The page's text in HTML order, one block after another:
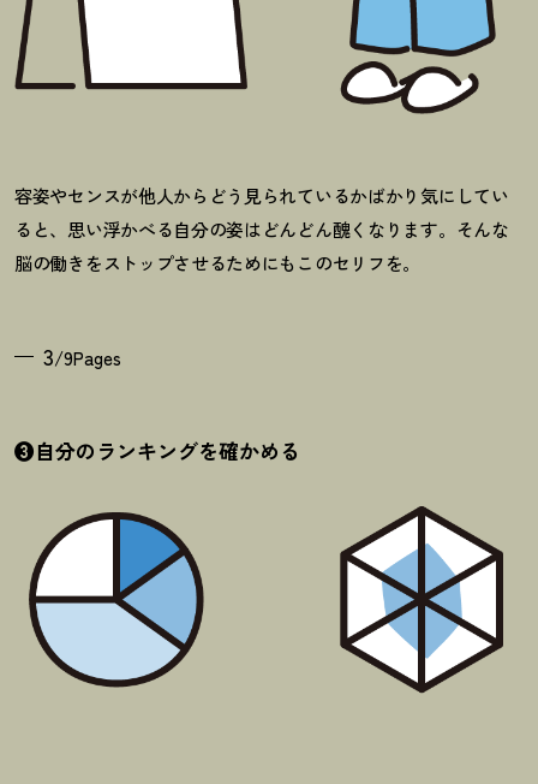
容姿やセンスが他人からどう見られているかばかり気にしてい
ると、思い浮かべる自分の姿はどんどん醜くなります。そんな
脳の働きをストップさせるためにもこのセリフを。
3/9Pages
❸自分のランキングを確かめる